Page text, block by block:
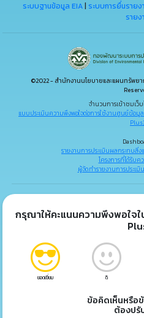
ระบบฐานข้อมูล EIA| ระบบการยื่นราย
รายง
©2022 - สำนักงานนโยบายและแผนทรัพย
จำนวนการเข้าชมเว็บ
แบบประเมินความพึงพอใจต่อการใช้งานศูนย์ข้อมู
Plus)
รายงานการประเมินผลกระทบสิ่
โครงการที่ได้รับ
ผู้จัดทำรายงานการประเ
กรุณาให้คะแนนความพึงพอใจใ
ยอดเยี่ยม ดี
ข้อคิดเห็นหรือ
ต้องปรั